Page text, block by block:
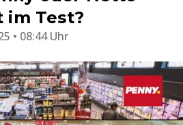
Test?
• 08:44 Uhr